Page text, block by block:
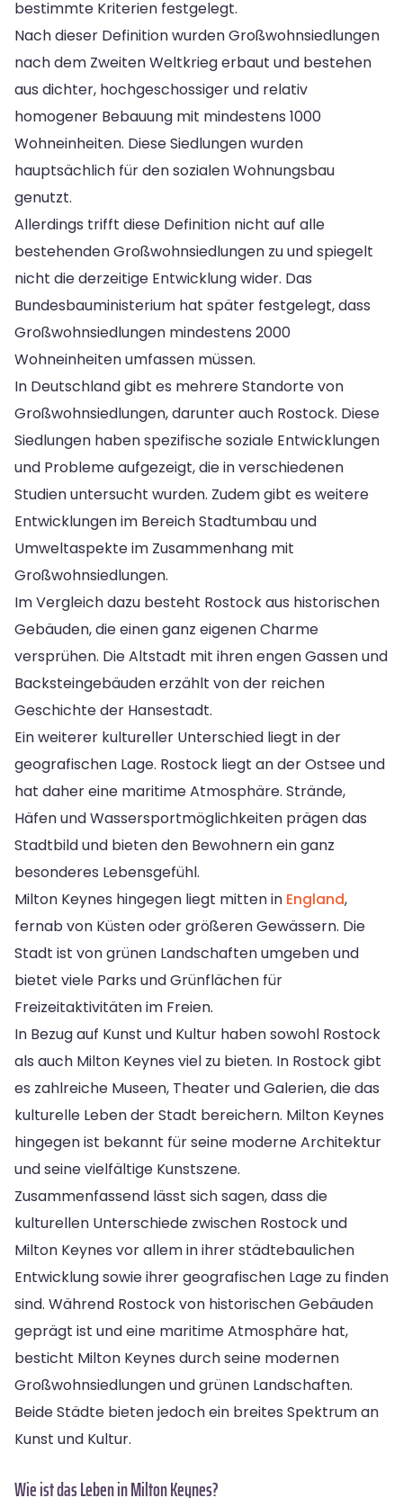
bestimmte Kriterien festgelegt.
Nach dieser Definition wurden Großwohnsiedlungen
nach dem Zweiten Weltkrieg erbaut und bestehen
aus dichter, hochgeschossiger und relativ
homogener Bebauung mit mindestens 1000
Wohneinheiten. Diese Siedlungen wurden
hauptsächlich für den sozialen Wohnungsbau
genutzt.
Allerdings trifft diese Definition nicht auf alle
bestehenden Großwohnsiedlungen zu und spiegelt
nicht die derzeitige Entwicklung wider. Das
Bundesbauministerium hat später festgelegt, dass
Großwohnsiedlungen mindestens 2000
Wohneinheiten umfassen müssen.
In Deutschland gibt es mehrere Standorte von
Großwohnsiedlungen, darunter auch Rostock. Diese
Siedlungen haben spezifische soziale Entwicklungen
und Probleme aufgezeigt, die in verschiedenen
Studien untersucht wurden. Zudem gibt es weitere
Entwicklungen im Bereich Stadtumbau und
Umweltaspekte im Zusammenhang mit
Großwohnsiedlungen.
Im Vergleich dazu besteht Rostock aus historischen
Gebäuden, die einen ganz eigenen Charme
versprühen. Die Altstadt mit ihren engen Gassen und
Backsteingebäuden erzählt von der reichen
Geschichte der Hansestadt.
Ein weiterer kultureller Unterschied liegt in der
geografischen Lage. Rostock liegt an der Ostsee und
hat daher eine maritime Atmosphäre. Strände,
Häfen und Wassersportmöglichkeiten prägen das
Stadtbild und bieten den Bewohnern ein ganz
besonderes Lebensgefühl.
Milton Keynes hingegen liegt mitten in England,
fernab von Küsten oder größeren Gewässern. Die
Stadt ist von grünen Landschaften umgeben und
bietet viele Parks und Grünflächen für
Freizeitaktivitäten im Freien.
In Bezug auf Kunst und Kultur haben sowohl Rostock
als auch Milton Keynes viel zu bieten. In Rostock gibt
es zahlreiche Museen, Theater und Galerien, die das
kulturelle Leben der Stadt bereichern. Milton Keynes
hingegen ist bekannt für seine moderne Architektur
und seine vielfältige Kunstszene.
Zusammenfassend lässt sich sagen, dass die
kulturellen Unterschiede zwischen Rostock und
Milton Keynes vor allem in ihrer städtebaulichen
Entwicklung sowie ihrer geografischen Lage zu finden
sind. Während Rostock von historischen Gebäuden
geprägt ist und eine maritime Atmosphäre hat,
besticht Milton Keynes durch seine modernen
Großwohnsiedlungen und grünen Landschaften.
Beide Städte bieten jedoch ein breites Spektrum an
Kunst und Kultur.
Wie ist das Leben in Milton Keynes?